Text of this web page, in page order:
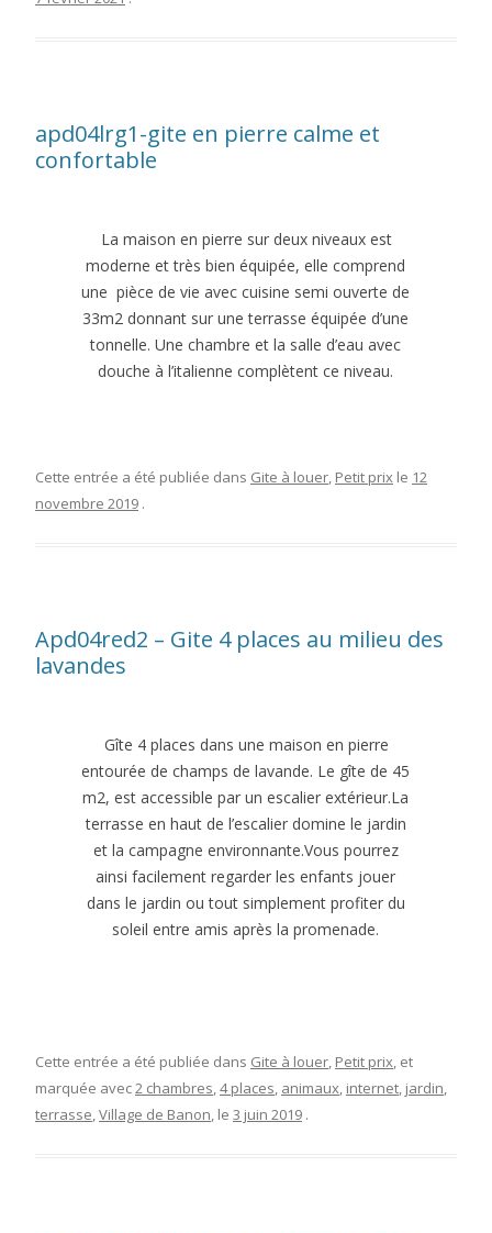
apd04lrg1-gite en pierre calme et
confortable
La maison en pierre sur deux niveaux est
moderne et très bien équipée, elle comprend
une pièce de vie avec cuisine semi ouverte de
33m2 donnant sur une terrasse équipée d’une
tonnelle. Une chambre et la salle d’eau avec
douche à l’italienne complètent ce niveau.
Cette entrée a été publiée dans Gite à louer, Petit prix le 12
novembre 2019 .
Apd04red2 – Gite 4 places au milieu des
lavandes
Gîte 4 places dans une maison en pierre
entourée de champs de lavande. Le gîte de 45
m2, est accessible par un escalier extérieur.La
terrasse en haut de l’escalier domine le jardin
et la campagne environnante.Vous pourrez
ainsi facilement regarder les enfants jouer
dans le jardin ou tout simplement profiter du
soleil entre amis après la promenade.
Cette entrée a été publiée dans Gite à louer, Petit prix, et
marquée avec2 chambres,4 places, animaux, internet, jardin,
terrasse,Village de Banon, le 3 juin 2019 .